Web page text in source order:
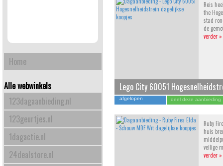
Home
Alle webwinkels
123dagaanbieding.nl
123geurtjes.nl
1dagactie.nl
24dealstore.nl
Reis
the
stad
de
verder »
Lego City 60051
afgelopen deel deze aanbieding
Ruby
huis
veilige
verder »